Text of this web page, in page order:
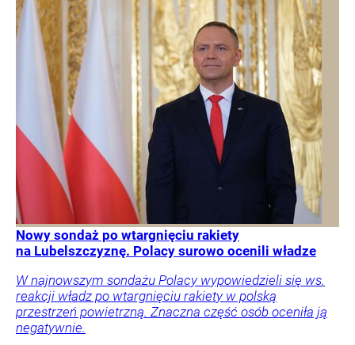
Nowy sondaż po wtargnięciu rakiety
na Lubelszczyznę. Polacy surowo ocenili władze
W najnowszym sondażu Polacy wypowiedzieli się ws.
reakcji władz po wtargnięciu rakiety w polską
przestrzeń powietrzną. Znaczna część osób oceniła ją
negatywnie.